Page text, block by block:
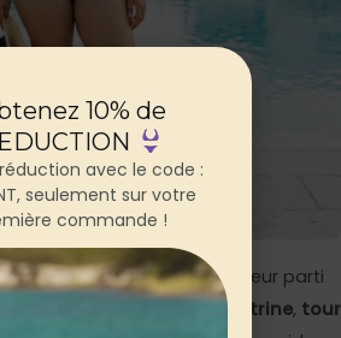
essentiel pour tirer le meilleur parti
Mesurez votre
tour de poitrine, tour
10% de
réduction avec le code :
seulement sur votre
commande !